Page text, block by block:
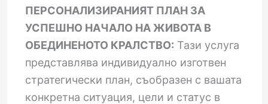
ПЕРСОНАЛИЗИРАНИЯТ ПЛАН ЗА
УСПЕШНО НАЧАЛО НА ЖИВОТА В
ОБЕДИНЕНОТО КРАЛСТВО: Тази услуга
представлява индивидуално изготвен
стратегически план, съобразен с вашата
конкретна ситуация, цели и статус в